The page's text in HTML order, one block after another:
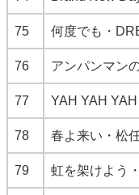
75 何度でも・
76 アンパンマン
77 YAH YAH
78 春よ来い・松
79 虹を架けよう